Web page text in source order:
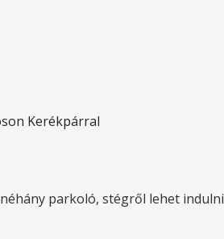
Kerékpárral
parkoló, stégről lehet indulni